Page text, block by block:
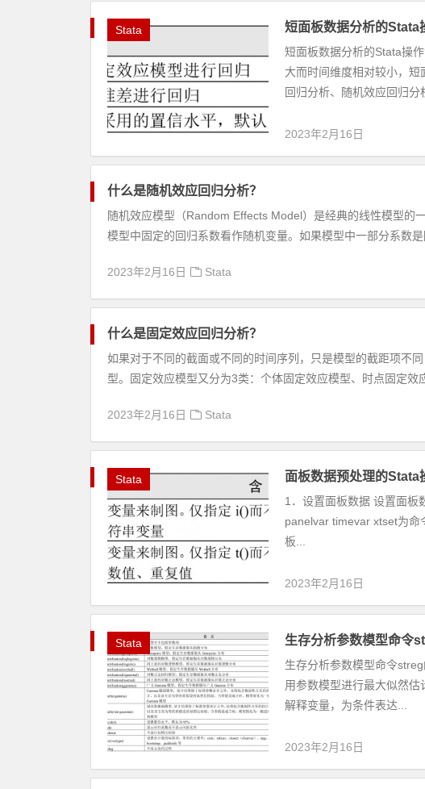
Stata 短面板数据分析的Stata
短面板数据分析的Stata操
大而时间维度相对较小，
回归分析、随机效应回归分
2023年2月16日
什么是随机效应回归分析？
随机效应模型（Random Effects Model）是经典的线性模型的
模型中固定的回归系数看作随机变量。如果模型中一部分系数是
2023年2月16日 Stata
什么是固定效应回归分析？
如果对于不同的截面或不同的时间序列，只是模型的截距项不
型。固定效应模型又分为3类：个体固定效应模型、时点固定效
2023年2月16日 Stata
Stata 面板数据预处理的Stata
1．设置面板数据 设置面板
panelvar timevar xtset为命
板...
2023年2月16日
Stata 生存分析参数模型命令
生存分析参数模型命令
用参数模型进行最大似然
解释变量，为条件表达...
2023年2月16日